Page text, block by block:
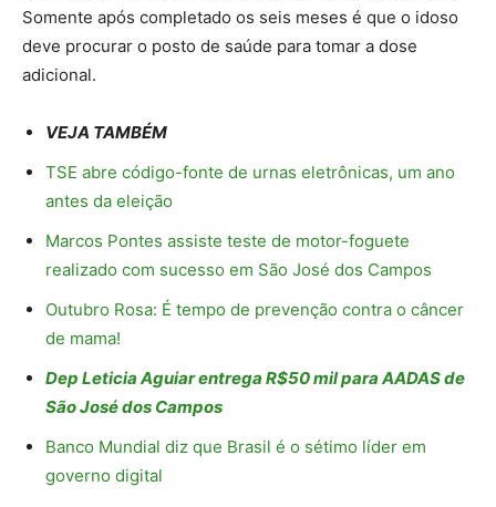
Somente após completado os seis meses é que o idoso
deve procurar o posto de saúde para tomar a dose
adicional.
VEJA TAMBÉM
TSE abre código-fonte de urnas eletrônicas, um ano
antes da eleição
Marcos Pontes assiste teste de motor-foguete
realizado com sucesso em São José dos Campos
Outubro Rosa: É tempo de prevenção contra o câncer
de mama!
Dep Leticia Aguiar entrega R$50 mil para AADAS de
São José dos Campos
Banco Mundial diz que Brasil é o sétimo líder em
governo digital